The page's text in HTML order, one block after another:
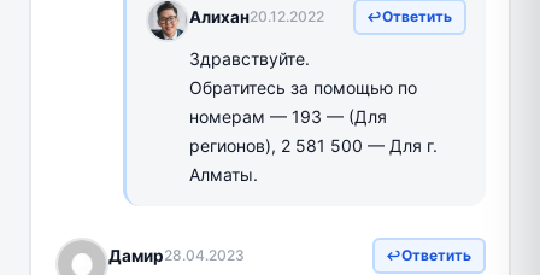
Алихан20.12.2022 Ответить
Здравствуйте.
Обратитесь за помощью по
номерам — 193 — (Для
регионов), 2 581 500 — Для г.
Алматы.
Дамир28.04.2023 Ответить